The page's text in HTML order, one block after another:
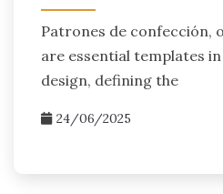
Patrones de confección,
are essential templates
design, defining the
24/06/2025